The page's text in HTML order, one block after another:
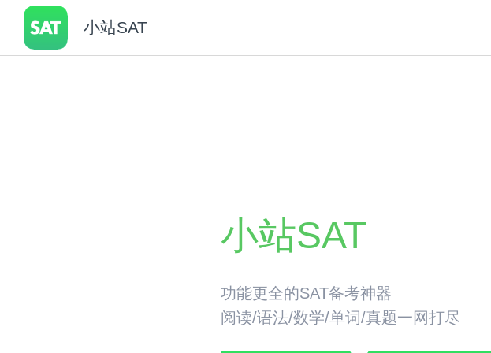
小站SAT
小站SAT
功能更全的SAT备考神器
阅读/语法/数学/单词/真题一网打尽